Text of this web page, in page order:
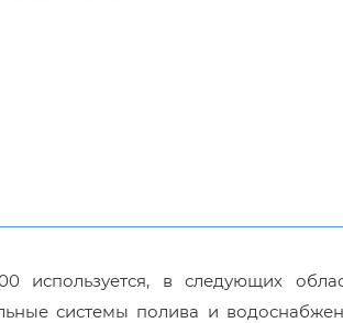
используется, в следующих
системы полива и